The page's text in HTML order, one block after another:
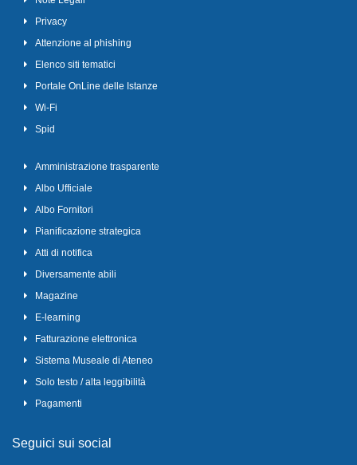
Privacy
Attenzione al phishing
Elenco siti tematici
Portale OnLine delle Istanze
Wi-Fi
Spid
Amministrazione trasparente
Albo Ufficiale
Albo Fornitori
Pianificazione strategica
Atti di notifica
Diversamente abili
Magazine
E-learning
Fatturazione elettronica
Sistema Museale di Ateneo
Solo testo / alta leggibilità
Pagamenti
Seguici sui social